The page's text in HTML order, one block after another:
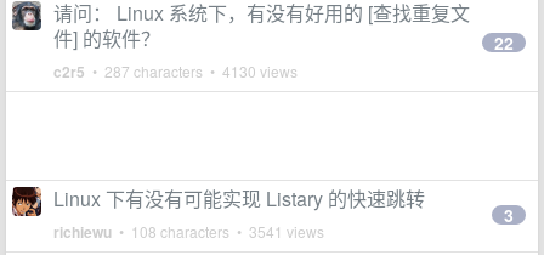
请问： Linux 系统下，有没有好用的 [查找重复文
件] 的软件？
c2r5 • 287 characters • 4130 views
22
Linux 下有没有可能实现 Listary 的快速跳转
richiewu • 108 characters • 3541 views
3